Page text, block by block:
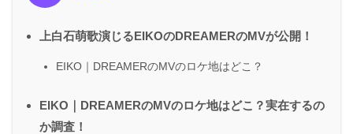
上白石萌歌演じるEIKOのDREAMERのMVが公開！
EIKO｜DREAMERのMVのロケ地はどこ？
EIKO｜DREAMERのMVのロケ地はどこ？実在するの
か調査！